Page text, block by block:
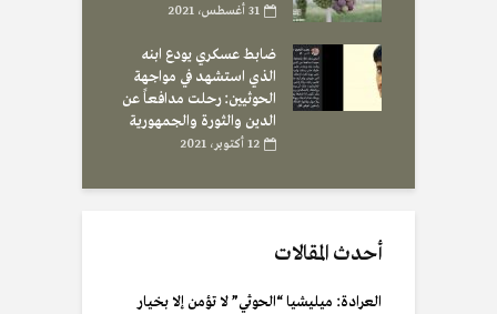
31 أغسطس، 2021
ضابط عسكري يودع ابنه
الذي استشهد في مواجهة
الحوثيين: رحلت مدافعاً عن
الدين والثورة والجمهورية
12 أكتوبر، 2021
أحدث المقالات
العرادة: ميليشيا “الحوثي” لا تؤمن إلا بخيار